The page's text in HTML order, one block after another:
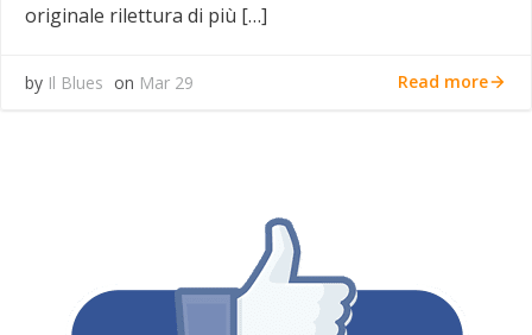
originale rilettura di più […]
by Il Blues on Mar 29 Read more